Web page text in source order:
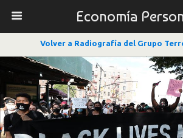
Economía
Volver a Radiografía del Grupo